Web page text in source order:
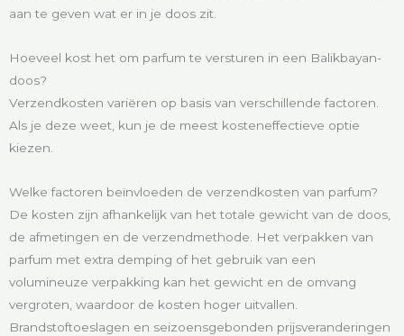
aan te geven wat er in je doos zit.
Hoeveel kost het om parfum te versturen in een Balikbayan-
doos?
Verzendkosten variëren op basis van verschillende factoren.
Als je deze weet, kun je de meest kosteneffectieve optie
kiezen.
Welke factoren beïnvloeden de verzendkosten van parfum?
De kosten zijn afhankelijk van het totale gewicht van de doos,
de afmetingen en de verzendmethode. Het verpakken van
parfum met extra demping of het gebruik van een
volumineuze verpakking kan het gewicht en de omvang
vergroten, waardoor de kosten hoger uitvallen.
Brandstoftoeslagen en seizoensgebonden prijsveranderingen